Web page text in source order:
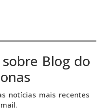
Blog do
notícias mais recentes